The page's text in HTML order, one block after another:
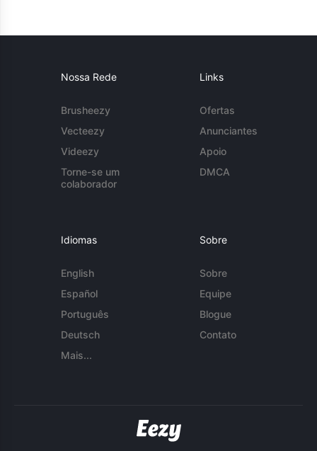
Nossa Rede
Brusheezy
Vecteezy
Videezy
Torne-se um
colaborador
Links
Ofertas
Anunciantes
Apoio
DMCA
Idiomas
English
Español
Português
Deutsch
Mais...
Sobre
Sobre
Equipe
Blogue
Contato